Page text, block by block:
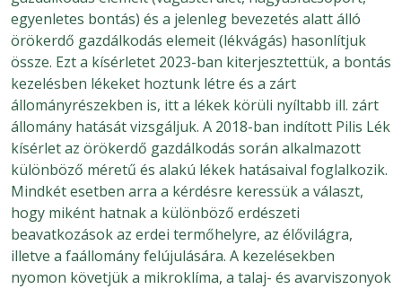
egyenletes bontás) és a jelenleg bevezetés alatt álló
örökerdő gazdálkodás elemeit (lékvágás) hasonlítjuk
össze. Ezt a kísérletet 2023-ban kiterjesztettük, a bontás
kezelésben lékeket hoztunk létre és a zárt
állományrészekben is, itt a lékek körüli nyíltabb ill. zárt
állomány hatását vizsgáljuk. A 2018-ban indított Pilis Lék
kísérlet az örökerdő gazdálkodás során alkalmazott
különböző méretű és alakú lékek hatásaival foglalkozik.
Mindkét esetben arra a kérdésre keressük a választ,
hogy miként hatnak a különböző erdészeti
beavatkozások az erdei termőhelyre, az élővilágra,
illetve a faállomány felújulására. A kezelésekben
nyomon követjük a mikroklíma, a talaj- és avarviszonyok